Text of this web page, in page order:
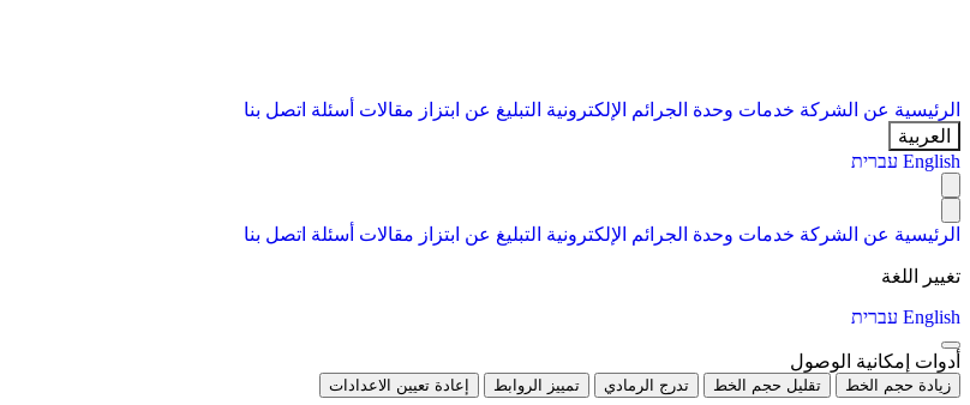
الرئيسية عن الشركة خدمات وحدة الجرائم الإلكترونية التبليغ عن ابتزاز مقالات أسئلة اتصل بنا
العربية
English עברית
الرئيسية عن الشركة خدمات وحدة الجرائم الإلكترونية التبليغ عن ابتزاز مقالات أسئلة اتصل بنا
تغيير اللغة
English עברית
أدوات إمكانية الوصول
زيادة حجم الخط تقليل حجم الخط تدرج الرمادي تمييز الروابط إعادة تعيين الاعدادات